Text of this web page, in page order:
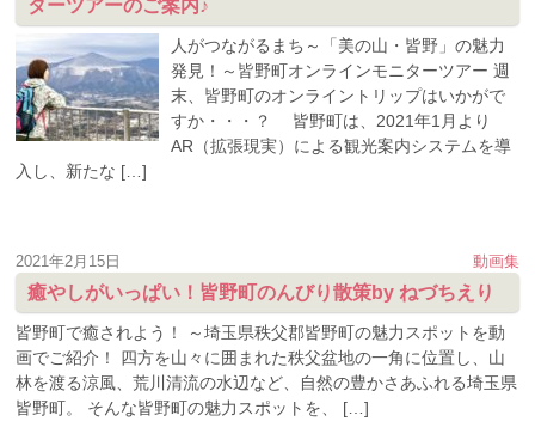
ターツアーのご案内♪
人がつながるまち～「美の山・皆野」の魅力
発見！～皆野町オンラインモニターツアー 週
末、皆野町のオンライントリップはいかがで
すか・・・？ 皆野町は、2021年1月より
AR（拡張現実）による観光案内システムを導
入し、新たな […]
動画集
2021年2月15日
癒やしがいっぱい！皆野町のんびり散策by ねづちえり
皆野町で癒されよう！ ～埼玉県秩父郡皆野町の魅力スポットを動
画でご紹介！ 四方を山々に囲まれた秩父盆地の一角に位置し、山
林を渡る涼風、荒川清流の水辺など、自然の豊かさあふれる埼玉県
皆野町。 そんな皆野町の魅力スポットを、 […]